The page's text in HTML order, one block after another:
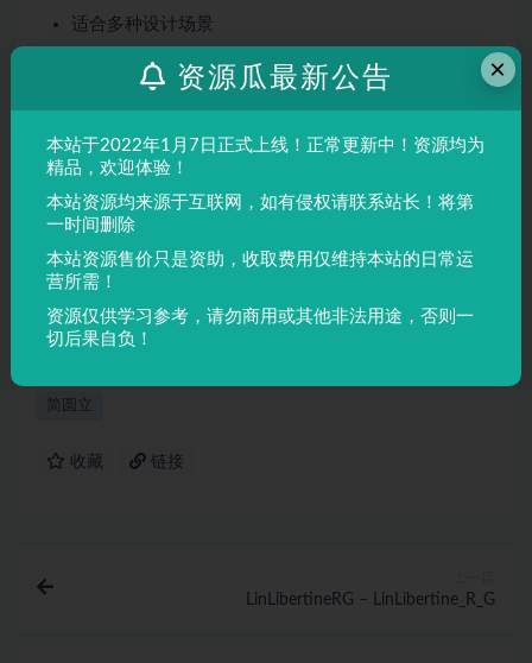
适合多种设计场景
屏幕显示与印刷均表现良好
适用场景
品牌设计、海报制作、广告排版、文创产品、包装设计等
需要独特视觉效果的场景。
声明：
本站所有文章，如无特殊说明或标注，均为本站原创发
布。任何个人或组织，在未征得本站同意时，禁止复制、盗用、
采集、发布本站内容到任何网站、书籍等各类媒体平台。如若本
站内容侵犯了原著者的合法权益，可联系我们进行处理。
简圆立
收藏 链接
LinLibertineRG – LinLibertine_R_G
×
资源瓜最新公告
本站于2022年1月7日正式上线！正常更新中！资源均为
精品，欢迎体验！
本站资源均来源于互联网，如有侵权请联系站长！将第
一时间删除
本站资源售价只是资助，收取费用仅维持本站的日常运
营所需！
资源仅供学习参考，请勿商用或其他非法用途，否则一
切后果自负！